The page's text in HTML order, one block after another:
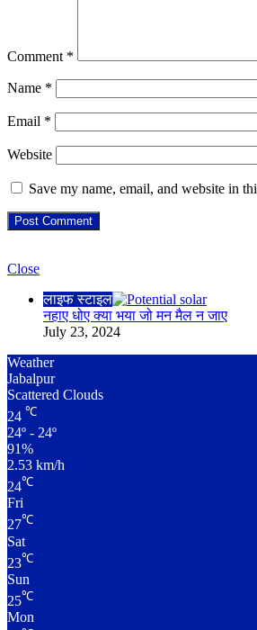
Comment *
Name *
Email *
Website
Save my name, email, and website in
Close
लाइफ स्टाइल
नहाए धोए क्या भया जो मन मैल न जाए
July 23, 2024
Weather
Jabalpur
Scattered Clouds
24 ℃
24º - 24º
91%
2.53 km/h
24℃
Fri
27℃
Sat
23℃
Sun
25℃
Mon